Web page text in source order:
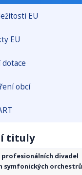
EU
EU
obcí
tituly
divadel
symfonických orchestrů